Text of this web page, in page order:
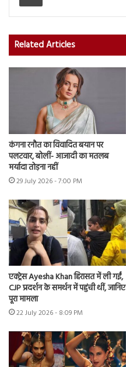
Related Articles
कंगना रनौत का विवादित बयान पर
पलटवार, बोलीं- आजादी का मतलब
मर्यादा तोड़ना नहीं
29 July 2026 - 7:00 PM
एक्ट्रेस Ayesha Khan हिरासत में ली गईं,
CJP प्रदर्शन के समर्थन में पहुंची थीं, जानिए
पूरा मामला
22 July 2026 - 8:09 PM